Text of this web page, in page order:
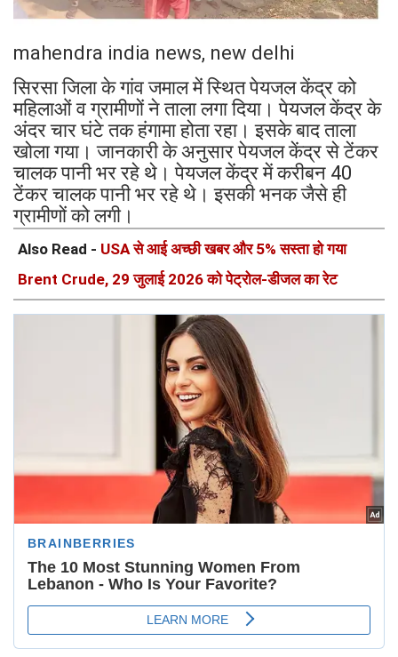
mahendra india news, new delhi
सिरसा जिला के गांव जमाल में स्थित पेयजल केंद्र को
महिलाओं व ग्रामीणों ने ताला लगा दिया। पेयजल केंद्र के
अंदर चार घंटे तक हंगामा होता रहा। इसके बाद ताला
खोला गया। जानकारी के अनुसार पेयजल केंद्र से टेंकर
चालक पानी भर रहे थे। पेयजल केंद्र में करीबन 40
टेंकर चालक पानी भर रहे थे। इसकी भनक जैसे ही
ग्रामीणों को लगी।
Also Read - USA से आई अच्छी खबर और 5% सस्ता हो गया
Brent Crude, 29 जुलाई 2026 को पेट्रोल-डीजल का रेट